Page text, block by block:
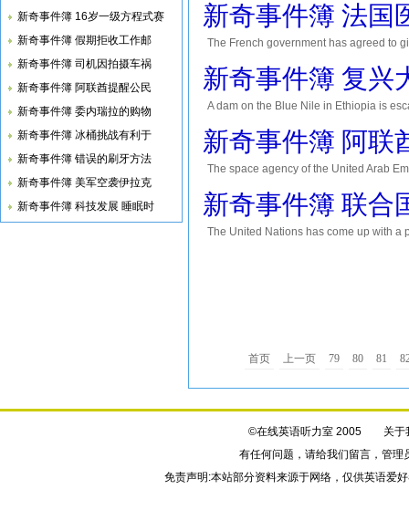
新奇事件簿 法国
The French government has agreed to
新奇事件簿 复兴
A dam on the Blue Nile in Ethiopia is
新奇事件簿 阿联
The space agency of the United Arab
新奇事件簿 联合
The United Nations has come up with a
首页 上一页 79 80 81
新奇事件簿 16岁一级方程式赛
新奇事件簿 假期拒收工作邮
新奇事件簿 司机因拍摄车祸
新奇事件簿 阿联酋提醒公民
新奇事件簿 委内瑞拉的购物
新奇事件簿 冰桶挑战有利于
新奇事件簿 错误的刷牙方法
新奇事件簿 美军空袭伊拉克
新奇事件簿 科技发展 睡眠时
©在线英语听力室 2005 关于
有任何问题，请给我们留言，管理
免责声明:本站部分资料来源于网络，仅供英语爱